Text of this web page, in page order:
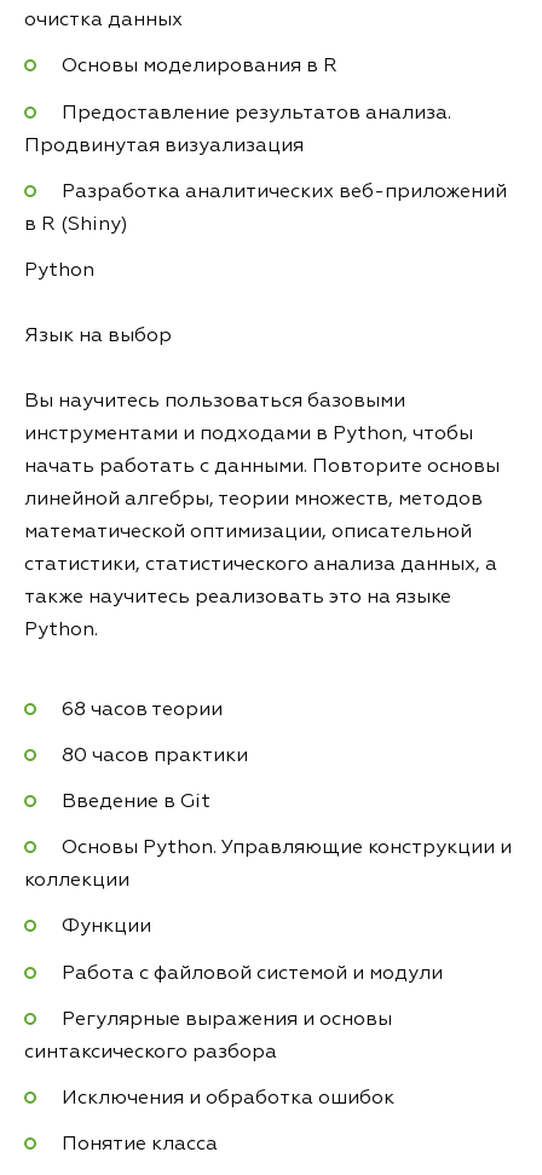
очистка данных
Основы моделирования в R
Предоставление результатов анализа.
Продвинутая визуализация
Разработка аналитических веб-приложений
в R (Shiny)
Python
Язык на выбор
Вы научитесь пользоваться базовыми
инструментами и подходами в Python, чтобы
начать работать с данными. Повторите основы
линейной алгебры, теории множеств, методов
математической оптимизации, описательной
статистики, статистического анализа данных, а
также научитесь реализовать это на языке
Python.
68 часов теории
80 часов практики
Введение в Git
Основы Python. Управляющие конструкции и
коллекции
Функции
Работа с файловой системой и модули
Регулярные выражения и основы
синтаксического разбора
Исключения и обработка ошибок
Понятие класса